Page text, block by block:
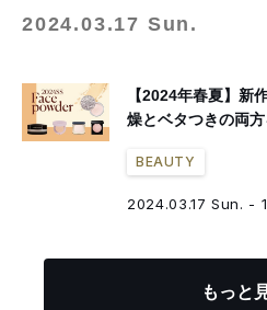
2024.03.17 Sun.
【2024年春夏】
燥とベタつきの両
BEAUTY
2024.03.17 Sun. -
もっと